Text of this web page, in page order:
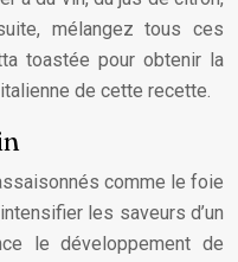
mélangez tous ces
toastée pour obtenir la
de cette recette.
comme le foie
les saveurs d’un
le développement de